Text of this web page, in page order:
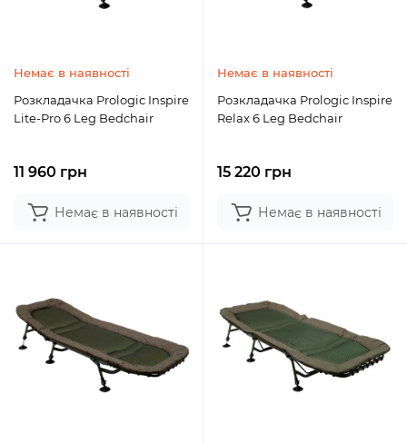
Немає в наявності
Розкладачка Prologic Inspire
Lite-Pro 6 Leg Bedchair
11 960 грн
Немає в наявності
Немає в наявності
Розкладачка Prologic Inspire
Relax 6 Leg Bedchair
15 220 грн
Немає в наявності